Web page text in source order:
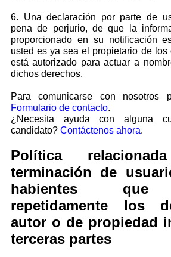
6. Una declaración por parte de
pena de perjurio, de que la
proporcionado en su notificación
usted es ya sea el propietario de los
está autorizado para actuar a
dichos derechos.
Para comunicarse con nosotros
Formulario de contacto.
¿Necesita ayuda con alguna
candidato? Contáctenos ahora.
Política
terminación de
habientes que
repetidamente los
autor o de propiedad
terceras partes